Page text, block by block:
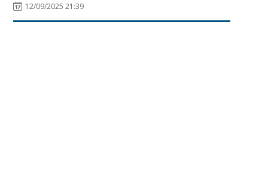
12/09/2025 21:39